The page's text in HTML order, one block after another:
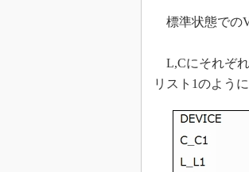
標準状態での
L,Cにそれぞれ
リスト1のよう